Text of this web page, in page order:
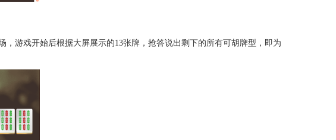
，游戏开始后根据大屏展示的13张牌，抢答说出剩下的所有可胡牌型，即为